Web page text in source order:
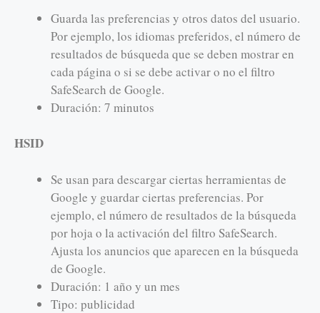
Guarda las preferencias y otros datos del usuario.
Por ejemplo, los idiomas preferidos, el número de
resultados de búsqueda que se deben mostrar en
cada página o si se debe activar o no el filtro
SafeSearch de Google.
Duración: 7 minutos
HSID
Se usan para descargar ciertas herramientas de
Google y guardar ciertas preferencias. Por
ejemplo, el número de resultados de la búsqueda
por hoja o la activación del filtro SafeSearch.
Ajusta los anuncios que aparecen en la búsqueda
de Google.
Duración: 1 año y un mes
Tipo: publicidad